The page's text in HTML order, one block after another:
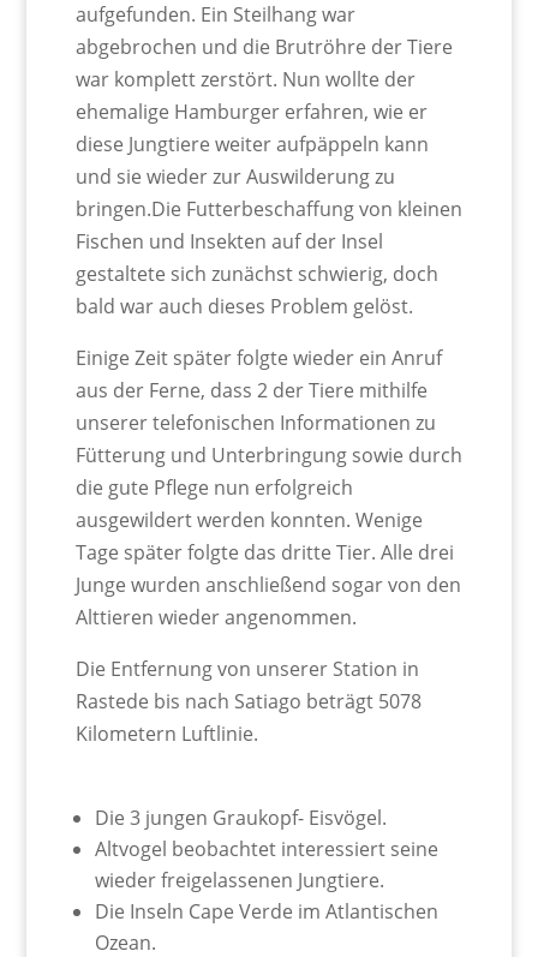
aufgefunden. Ein Steilhang war
abgebrochen und die Brutröhre der Tiere
war komplett zerstört. Nun wollte der
ehemalige Hamburger erfahren, wie er
diese Jungtiere weiter aufpäppeln kann
und sie wieder zur Auswilderung zu
bringen.Die Futterbeschaffung von kleinen
Fischen und Insekten auf der Insel
gestaltete sich zunächst schwierig, doch
bald war auch dieses Problem gelöst.
Einige Zeit später folgte wieder ein Anruf
aus der Ferne, dass 2 der Tiere mithilfe
unserer telefonischen Informationen zu
Fütterung und Unterbringung sowie durch
die gute Pflege nun erfolgreich
ausgewildert werden konnten. Wenige
Tage später folgte das dritte Tier. Alle drei
Junge wurden anschließend sogar von den
Alttieren wieder angenommen.
Die Entfernung von unserer Station in
Rastede bis nach Satiago beträgt 5078
Kilometern Luftlinie.
Die 3 jungen Graukopf- Eisvögel.
Altvogel beobachtet interessiert seine
wieder freigelassenen Jungtiere.
Die Inseln Cape Verde im Atlantischen
Ozean.